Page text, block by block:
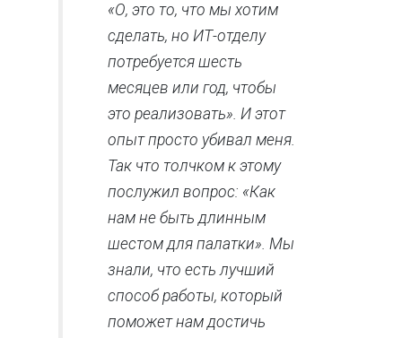
«О, это то, что мы хотим
сделать, но ИТ-отделу
потребуется шесть
месяцев или год, чтобы
это реализовать». И этот
опыт просто убивал меня.
Так что толчком к этому
послужил вопрос: «Как
нам не быть длинным
шестом для палатки». Мы
знали, что есть лучший
способ работы, который
поможет нам достичь